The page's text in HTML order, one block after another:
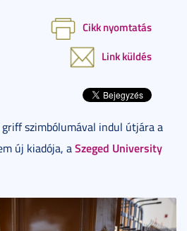
Cikk nyomtatás
Link küldés
szimbólumával indul útjára a
új kiadója, aSzeged University